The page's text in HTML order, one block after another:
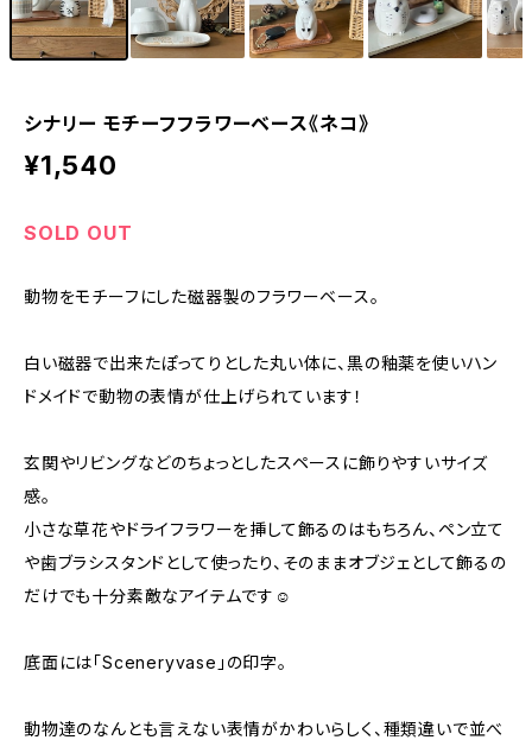
シナリー モチーフフラワーベース《ネコ》
¥1,540
SOLD OUT
動物をモチーフにした磁器製のフラワーベース。
白い磁器で出来たぽってりとした丸い体に、黒の釉薬を使いハン
ドメイドで動物の表情が仕上げられています！
玄関やリビングなどのちょっとしたスペースに飾りやすいサイズ
感。
小さな草花やドライフラワーを挿して飾るのはもちろん、ペン立て
や歯ブラシスタンドとして使ったり、そのままオブジェとして飾るの
だけでも十分素敵なアイテムです☺︎
底面には「Sceneryvase」の印字。
動物達のなんとも言えない表情がかわいらしく、種類違いで並べ